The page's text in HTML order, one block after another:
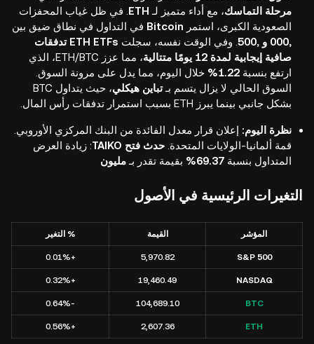
مرحلة التماسك، مع أداء متميز لـ ETH . في ظل غياب المحفزات
الصعودية الكبرى، استمر Bitcoin في التداول في نطاق ضيق بين
,000 و ,500
. وفي الوقت نفسه، سجلت
ETH ETFs تدفقات
صافية إيجابية لمدة 12 يومًا متتالية
، مما عزز ETH/BTC، الذي
ارتفع بنسبة 1.22%
خلال اليوم، مما يدل على مرونة السوق.
السوق الحالي لا يزال يتسم بـتباين هيكلي
، حيث يتداول BTC
بشكل جانبي بينما يبرز ETH بسبب استمرار تدفقات رأس المال.
نظرة اليوم: إعلان قرار معدل الفائدة من البنك المركزي الأوروبي.
قمة ألمانيا-الولايات المتحدة. حدث فتح TAIKO
: زيادة العرض
المتداول بنسبة 69.37% بقيمة تقدر بـ مليون
التغيرات الرئيسية في الأصول
المؤشر القيمة % التغير
S&P 500
5,970.82
+0.01%
NASDAQ
19,460.49
+0.32%
BTC
104,689.10
-0.64%
ETH
2,607.36
+0.56%